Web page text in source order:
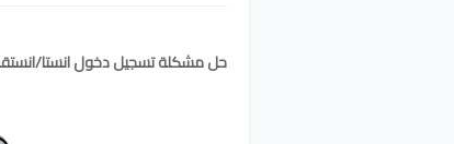
حل مشكلة تسجيل دخول انستا/